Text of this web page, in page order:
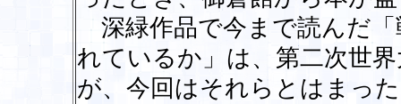
深緑作品で今まで読んだ
れているか」は、第二次世
が、今回はそれらとはまっ